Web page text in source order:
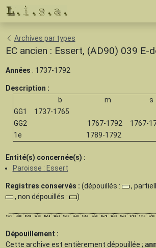
Archives par types
EC ancien : Essert, (AD90) 039 E-
Années : 1737-1792
Description :
b
m
s
GG1
1737-1765
GG2
1767-1792
1767-
1e
1789-1792
Entité(s) concernée(s) :
Paroisse : Essert
Registres conservés : (dépouillés :
,
, non dépouillés :
)
Dépouillement :
Cette archive est entièrement dépouillée ;